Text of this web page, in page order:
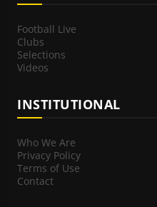
Football Live
Clubs
Selections
Videos
INSTITUTIONAL
Who We Are
Privacy Policy
Terms of Use
Contact